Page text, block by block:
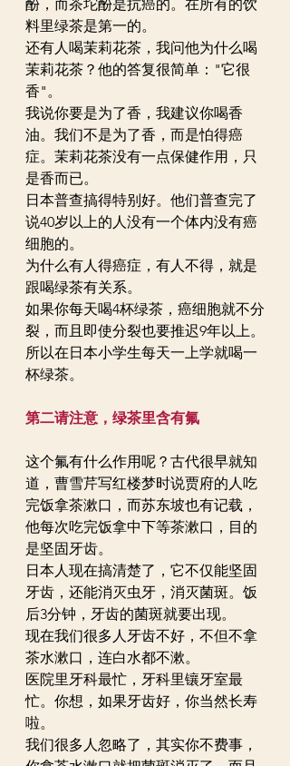
酚，而茶坨酚是抗癌的。在所有的饮
料里绿茶是第一的。
还有人喝茉莉花茶，我问他为什么喝
茉莉花茶？他的答复很简单："它很
香"。
我说你要是为了香，我建议你喝香
油。我们不是为了香，而是怕得癌
症。茉莉花茶没有一点保健作用，只
是香而已。
日本普查搞得特别好。他们普查完了
说40岁以上的人没有一个体内没有癌
细胞的。
为什么有人得癌症，有人不得，就是
跟喝绿茶有关系。
如果你每天喝4杯绿茶，癌细胞就不分
裂，而且即使分裂也要推迟9年以上。
所以在日本小学生每天一上学就喝一
杯绿茶。
第二请注意，绿茶里含有氟
这个氟有什么作用呢？古代很早就知
道，曹雪芹写红楼梦时说贾府的人吃
完饭拿茶漱口，而苏东坡也有记载，
他每次吃完饭拿中下等茶漱口，目的
是坚固牙齿。
日本人现在搞清楚了，它不仅能坚固
牙齿，还能消灭虫牙，消灭菌斑。饭
后3分钟，牙齿的菌斑就要出现。
现在我们很多人牙齿不好，不但不拿
茶水漱口，连白水都不漱。
医院里牙科最忙，牙科里镶牙室最
忙。你想，如果牙齿好，你当然长寿
啦。
我们很多人忽略了，其实你不费事，